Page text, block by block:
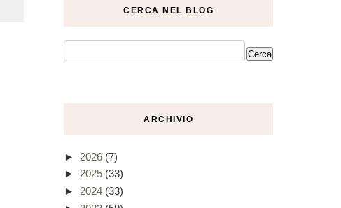
CERCA NEL BLOG
ARCHIVIO
► 2026 (7)
► 2025 (33)
► 2024 (33)